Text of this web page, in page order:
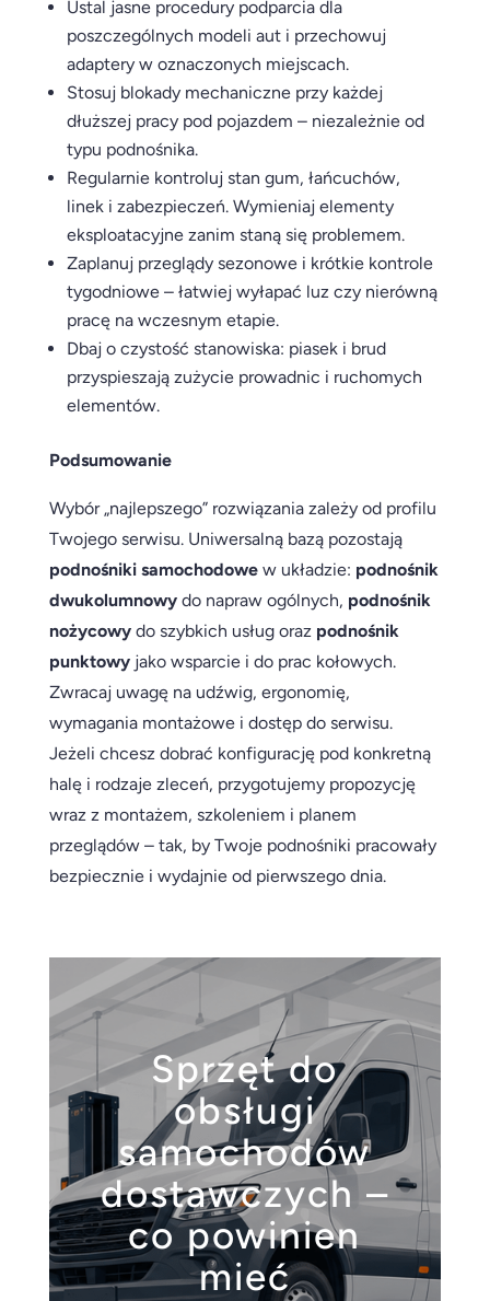
Ustal jasne procedury podparcia dla
poszczególnych modeli aut i przechowuj
adaptery w oznaczonych miejscach.
Stosuj blokady mechaniczne przy każdej
dłuższej pracy pod pojazdem – niezależnie od
typu podnośnika.
Regularnie kontroluj stan gum, łańcuchów,
linek i zabezpieczeń. Wymieniaj elementy
eksploatacyjne zanim staną się problemem.
Zaplanuj przeglądy sezonowe i krótkie kontrole
tygodniowe – łatwiej wyłapać luz czy nierówną
pracę na wczesnym etapie.
Dbaj o czystość stanowiska: piasek i brud
przyspieszają zużycie prowadnic i ruchomych
elementów.
Podsumowanie
Wybór „najlepszego” rozwiązania zależy od profilu
Twojego serwisu. Uniwersalną bazą pozostają
podnośniki samochodowew układzie: podnośnik
dwukolumnowydo napraw ogólnych, podnośnik
nożycowydo szybkich usług oraz podnośnik
punktowyjako wsparcie i do prac kołowych.
Zwracaj uwagę na udźwig, ergonomię,
wymagania montażowe i dostęp do serwisu.
Jeżeli chcesz dobrać konfigurację pod konkretną
halę i rodzaje zleceń, przygotujemy propozycję
wraz z montażem, szkoleniem i planem
przeglądów – tak, by Twoje podnośniki pracowały
bezpiecznie i wydajnie od pierwszego dnia.
Sprzęt do
obsługi
samochodów
dostawczych –
co powinien
mieć